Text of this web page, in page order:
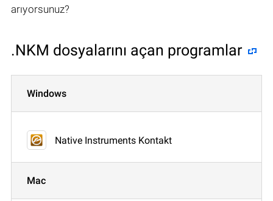
arıyorsunuz?
.NKM dosyalarını açan programlar
Windows
Native Instruments Kontakt
Mac